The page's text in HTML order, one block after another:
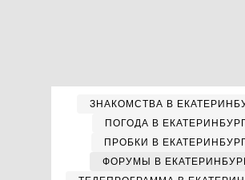
ЗНАКОМСТВА В
ПОГОДА В
ПРОБКИ В
ФОРУМЫ В